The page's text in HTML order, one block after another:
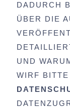
DADURCH
ÜBER DIE
UND
WIRF